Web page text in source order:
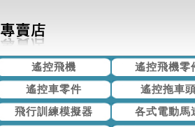
遙控飛機
遙控飛機零
遙控車零件
遙控拖車
飛行訓練模擬器
各式電動馬